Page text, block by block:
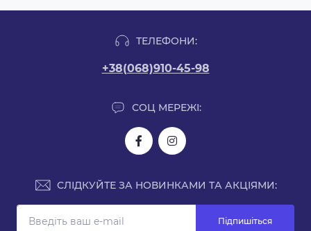
ТЕЛЕФОНИ:
+38(068)910-45-98
СОЦ МЕРЕЖІ:
СЛІДКУЙТЕ ЗА НОВИНКАМИ ТА АКЦІЯМИ:
Підпишіться